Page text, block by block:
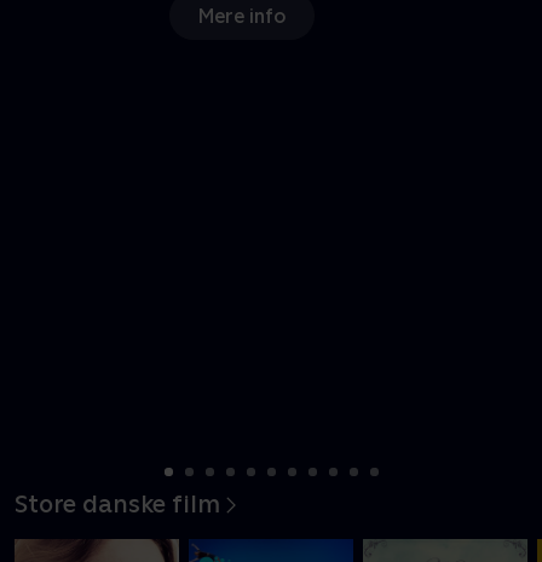
Store danske film